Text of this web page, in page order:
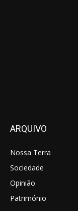
ARQUIVO
Nossa Terra
Sociedade
Opinião
Património